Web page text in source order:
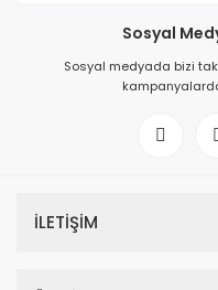
Sosyal
Sosyal medyada bizi
İLETİŞİM